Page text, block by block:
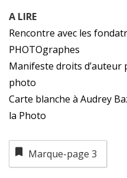
A LIRE
Rencontre avec les
PHOTOgraphes
Manifeste droits d’auteur
photo
Carte blanche à Audrey
la Photo
Marque-page 3